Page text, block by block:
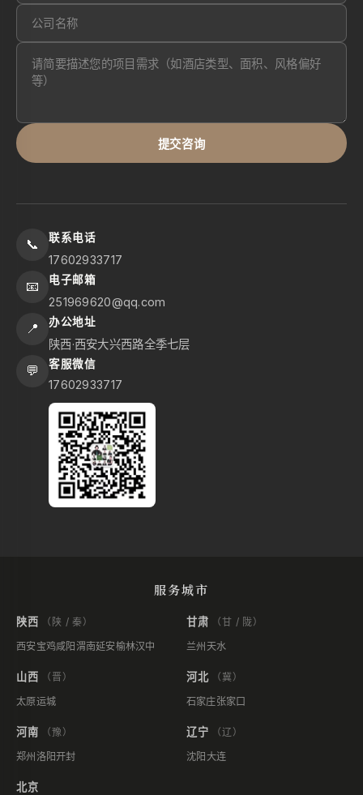
提交咨询
📞 联系电话
17602933717
📧 电子邮箱
251969620@qq.com
📍 办公地址
陕西·西安大兴西路全季七层
💬 客服微信
17602933717
服务城市
陕西
（陕 / 秦）
西安宝鸡咸阳 渭南延安榆林汉中
甘肃
（甘 / 陇）
兰州 天水
山西
（晋）
太原运城
河北
（冀）
石家庄张家口
河南
（豫）
郑州 洛阳开封
辽宁
（辽）
沈阳 大连
北京